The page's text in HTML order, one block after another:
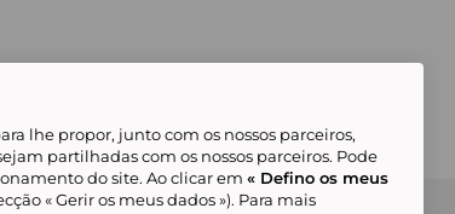
cookies
Condições Gerais
lhe propor, junto com os nossos parceiros,
partilhadas com os nossos parceiros. Pode
do site. Ao clicar em « Defino os meus
« Gerir os meus dados »). Para mais